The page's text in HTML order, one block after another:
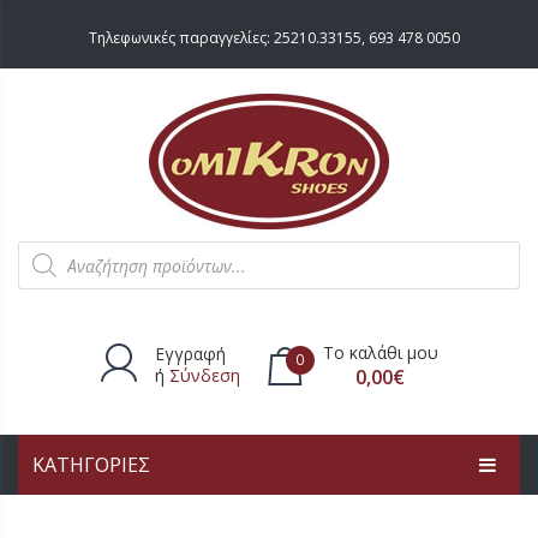
Τηλεφωνικές παραγγελίες: 25210.33155, 693 478 0050
Products
search
Εγγραφή
ή Σύνδεση
0 Το καλάθι μου
0,00€
Δεν υπάρχουν προϊόντα στο
καλάθι.
ΚΑΤΗΓΟΡΙΕΣ